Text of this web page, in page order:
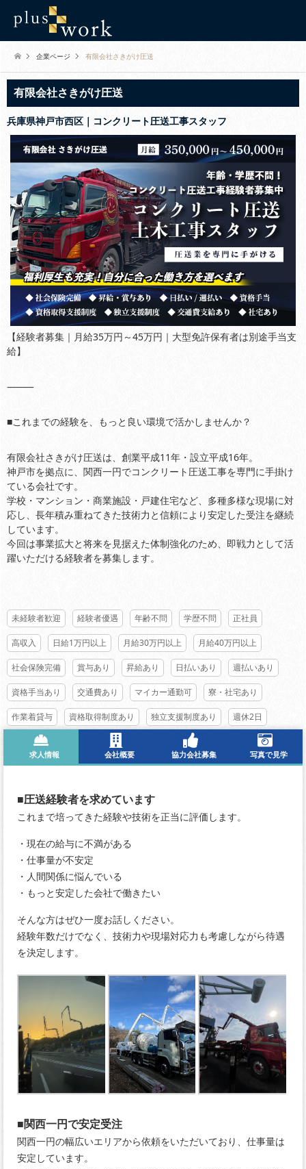
企業ページ 有限会社さきがけ圧送
有限会社さきがけ圧送
兵庫県神戸市西区｜コンクリート圧送工事スタッフ
【経験者募集｜月給35万円～45万円｜大型免許保有者は別途手当支
給】
⸻
■これまでの経験を、もっと良い環境で活かしませんか？
有限会社さきがけ圧送は、創業平成11年・設立平成16年。
神戸市を拠点に、関西一円でコンクリート圧送工事を専門に手掛け
ている会社です。
学校・マンション・商業施設・戸建住宅など、多種多様な現場に対
応し、長年積み重ねてきた技術力と信頼により安定した受注を継続
しています。
今回は事業拡大と将来を見据えた体制強化のため、即戦力として活
躍いただける経験者を募集します。
未経験者歓迎 経験者優遇 年齢不問 学歴不問 正社員
高収入 日給1万円以上 月給30万円以上 月給40万円以上
社会保険完備 賞与あり 昇給あり 日払いあり 週払いあり
資格手当あり 交通費あり マイカー通勤可 寮・社宅あり
作業着貸与 資格取得制度あり 独立支援制度あり 週休2日
求人情報 会社概要 協力会社募集 写真で見学
■圧送経験者を求めています
これまで培ってきた経験や技術を正当に評価します。
・現在の給与に不満がある
・仕事量が不安定
・人間関係に悩んでいる
・もっと安定した会社で働きたい
そんな方はぜひ一度お話しください。
経験年数だけでなく、技術力や現場対応力も考慮しながら待遇
を決定します。
■関西一円で安定受注
関西一円の幅広いエリアから依頼をいただいており、仕事量は
安定しています。